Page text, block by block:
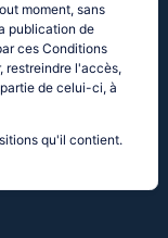
moment, sans
publication de
ces Conditions
restreindre l'accès,
de celui-ci, à
qu'il contient.